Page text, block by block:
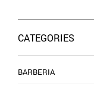
CATEGORIES
BARBERIA